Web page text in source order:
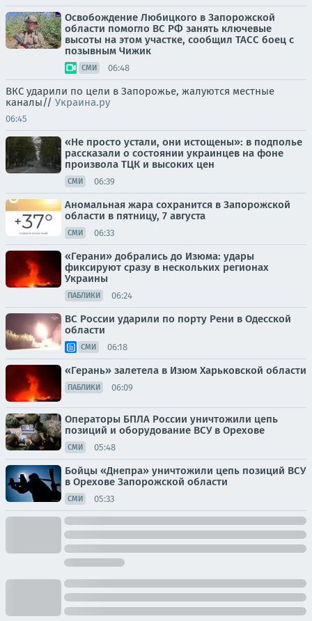
Освобождение Любицкого в Запорожской
области помогло ВС РФ занять ключевые
высоты на этом участке, сообщил ТАСС боец с
позывным Чижик
СМИ 06:48
ВКС ударили по цели в Запорожье, жалуются местные
каналы// Украина.ру
06:45
«Не просто устали, они истощены»: в подполье
рассказали о состоянии украинцев на фоне
произвола ТЦК и высоких цен
СМИ 06:39
Аномальная жара сохранится в Запорожской
области в пятницу, 7 августа
СМИ 06:33
«Герани» добрались до Изюма: удары
фиксируют сразу в нескольких регионах
Украины
ПАБЛИКИ 06:24
ВС России ударили по порту Рени в Одесской
области
СМИ 06:18
«Герань» залетела в Изюм Харьковской области
ПАБЛИКИ 06:09
Операторы БПЛА России уничтожили цепь
позиций и оборудование ВСУ в Орехове
СМИ 05:48
Бойцы «Днепра» уничтожили цепь позиций ВСУ
в Орехове Запорожской области
СМИ 05:33